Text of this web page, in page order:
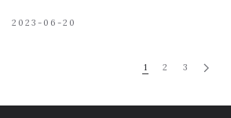
2023-06-20
1 2 3